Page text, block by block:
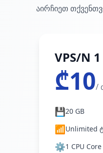
აირჩიეთ
VPS/N 1
₾10/
💾20 GB
📶Unlimited
⚙️1 CPU